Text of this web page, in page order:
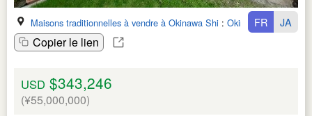
Maisons traditionnelles à vendre à Okinawa Shi : Okinawa Ken
Copier le lien
FR JA
USD $343,246
(¥55,000,000)